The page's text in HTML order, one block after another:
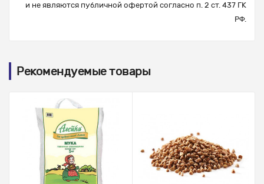
и не являются публичной офертой согласно п. 2 ст. 437 ГК
РФ.
Рекомендуемые товары